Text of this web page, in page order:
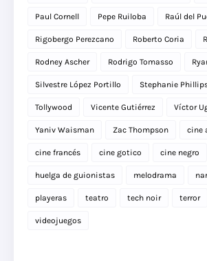
Paul Cornell Pepe Ruiloba Raúl del
Rigobergo Perezcano Roberto Coria
Rodney Ascher Rodrigo Tomasso
Silvestre López Portillo Stephanie
Tollywood Vicente Gutiérrez Víctor
Yaniv Waisman Zac Thompson cine
cine francés cine gotico cine negro
huelga de guionistas melodrama
playeras teatro tech noir terror
videojuegos